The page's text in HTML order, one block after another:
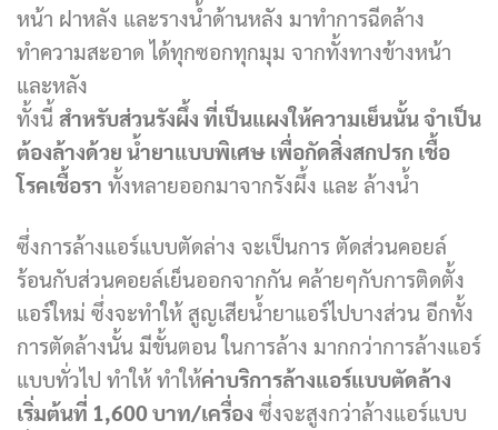
หน้า ฝาหลัง และรางน้ำด้านหลัง มาทำการฉีดล้าง
ทำความสะอาด ได้ทุกซอกทุกมุม จากทั้งทางข้างหน้า
และหลัง
ทั้งนี้ สำหรับส่วนรังผึ้ง ที่เป็นแผงให้ความเย็นนั้น จำเป็น
ต้องล้างด้วย น้ำยาแบบพิเศษ เพื่อกัดสิ่งสกปรก เชื้อ
โรคเชื้อรา ทั้งหลายออกมาจากรังผึ้ง และ ล้างน้ำ
ซึ่งการล้างแอร์แบบตัดล่าง จะเป็นการ ตัดส่วนคอยล์
ร้อนกับส่วนคอยล์เย็นออกจากกัน คล้ายๆกับการติดตั้ง
แอร์ใหม่ ซึ่งจะทำให้ สูญเสียน้ำยาแอร์ไปบางส่วน อีกทั้ง
การตัดล้างนั้น มีขั้นตอน ในการล้าง มากกว่าการล้างแอร์
แบบทั่วไป ทำให้ ทำให้ค่าบริการล้างแอร์แบบตัดล้าง
เริ่มต้นที่ 1,600บาท/เครื่อง ซึ่งจะสูงกว่าล้างแอร์แบบ